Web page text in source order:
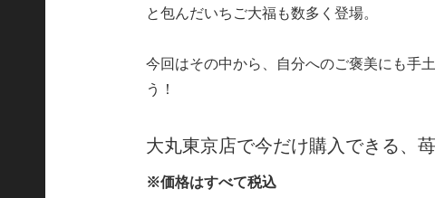
と包んだいちご大福も数多く登場。
今回はその中から、自分へのご褒美にも手
う！
大丸東京店で今だけ購入できる、
※価格はすべて税込